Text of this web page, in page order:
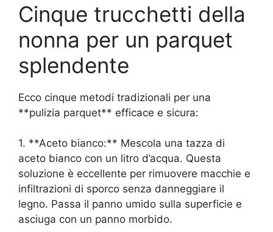
Cinque trucchetti della
nonna per un parquet
splendente
Ecco cinque metodi tradizionali per una
**pulizia parquet** efficace e sicura:
1. **Aceto bianco:** Mescola una tazza di
aceto bianco con un litro d’acqua. Questa
soluzione è eccellente per rimuovere macchie e
infiltrazioni di sporco senza danneggiare il
legno. Passa il panno umido sulla superficie e
asciuga con un panno morbido.